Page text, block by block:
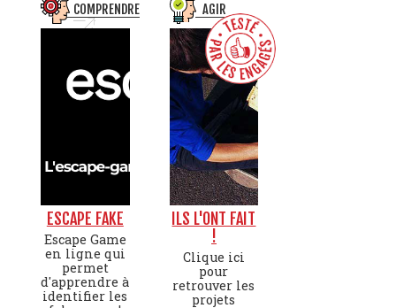
COMPRENDRE
ESCAPE FAKE
Escape Game
en ligne qui
permet
d'apprendre à
identifier les
AGIR
ILS L'ONT FAIT
!
Clique ici
pour
retrouver les
projets